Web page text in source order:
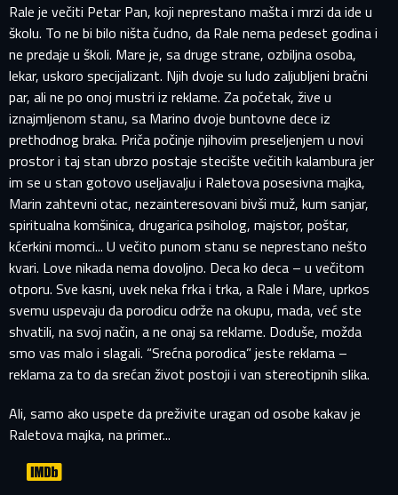
PRIJAVITE SE NA SVOJ PROFIL
Rale je večiti Petar Pan, koji neprestano mašta i mrzi da ide u
školu. To ne bi bilo ništa čudno, da Rale nema pedeset godina i
ne predaje u školi. Mare je, sa druge strane, ozbiljna osoba,
lekar, uskoro specijalizant. Njih dvoje su ludo zaljubljeni bračni
par, ali ne po onoj mustri iz reklame. Za početak, žive u
iznajmljenom stanu, sa Marino dvoje buntovne dece iz
prethodnog braka. Priča počinje njihovim preseljenjem u novi
prostor i taj stan ubrzo postaje stecište večitih kalambura jer
im se u stan gotovo useljavalju i Raletova posesivna majka,
Marin zahtevni otac, nezainteresovani bivši muž, kum sanjar,
spiritualna komšinica, drugarica psiholog, majstor, poštar,
kćerkini momci... U večito punom stanu se neprestano nešto
kvari. Love nikada nema dovoljno. Deca ko deca – u večitom
otporu. Sve kasni, uvek neka frka i trka, a Rale i Mare, uprkos
svemu uspevaju da porodicu održe na okupu, mada, već ste
shvatili, na svoj način, a ne onaj sa reklame. Doduše, možda
smo vas malo i slagali. “Srećna porodica” jeste reklama –
reklama za to da srećan život postoji i van stereotipnih slika.
Ali, samo ako uspete da preživite uragan od osobe kakav je
Raletova majka, na primer...